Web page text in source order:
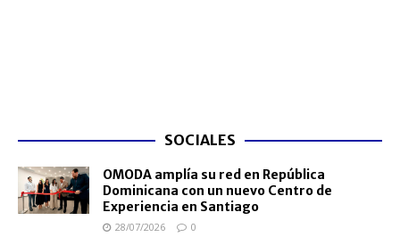
SOCIALES
OMODA amplía su red en República
Dominicana con un nuevo Centro de
Experiencia en Santiago
28/07/2026 0